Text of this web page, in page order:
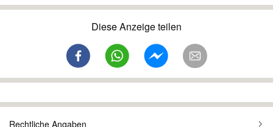
Diese Anzeige teilen
Rechtliche Angaben